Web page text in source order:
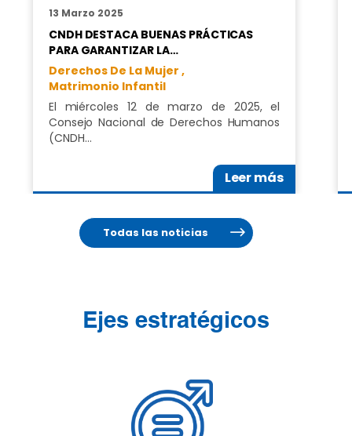
13 Marzo 2025
CNDH DESTACA BUENAS PRÁCTICAS
PARA GARANTIZAR LA…
Derechos De La Mujer ,
Matrimonio Infantil
El miércoles 12 de marzo de 2025, el
Consejo Nacional de Derechos Humanos
(CNDH…
Leer más
Todas las noticias
Ejes estratégicos